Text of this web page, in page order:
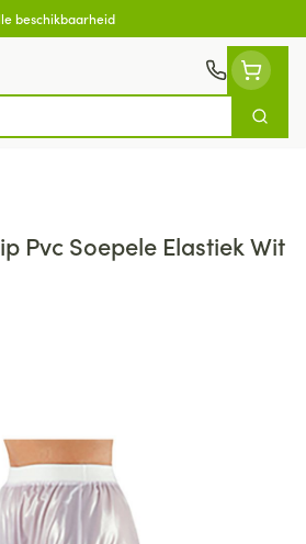
beschikbaarheid
Zoek
Pvc Soepele Elastiek Wit